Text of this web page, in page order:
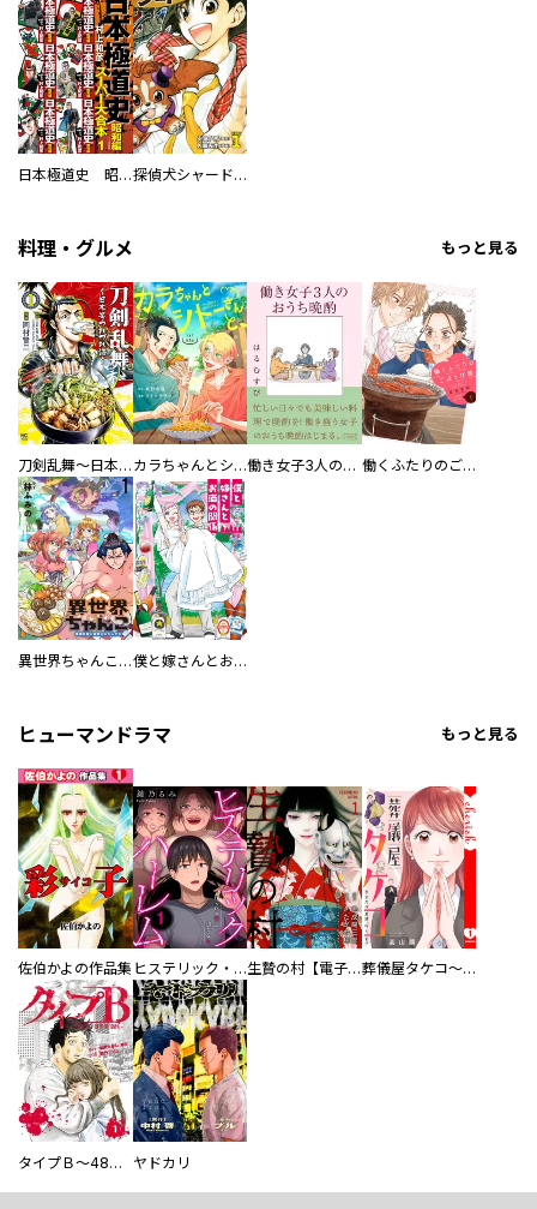
日本極道史 昭和編 スーパー大合本 探偵犬シャードック（新装版）
料理・グルメ もっと見る
刀剣乱舞～日本号つれづれ酒～ カラちゃんとシトーさんと、 【分冊版】 働き女子3人のおうち晩酌 働くふたりのごほうび飯
異世界ちゃんこ～横綱目前に召喚されたんだが～ 【連載版】 僕と嫁さんとお酒の関係
ヒューマンドラマ もっと見る
佐伯かよの作品集 ヒステリック・ハーレム～搾られる男と堕ちる女～【電子単行本版】 生贄の村【電子単行本版】 葬儀屋タケコ～あなたの最期、叶えます【電子単行本版】
タイプＢ～48時間後、致死率100％～【単話】 ヤドカリ